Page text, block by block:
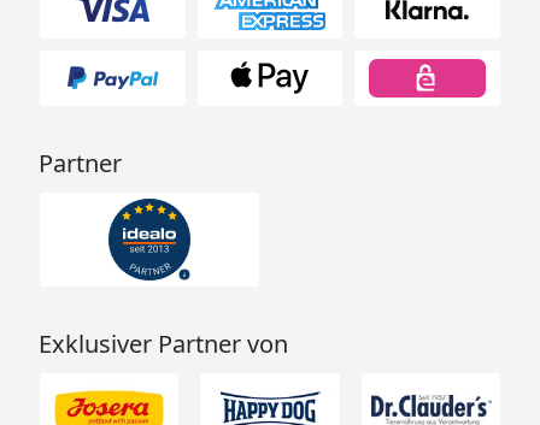
Partner
Exklusiver Partner von